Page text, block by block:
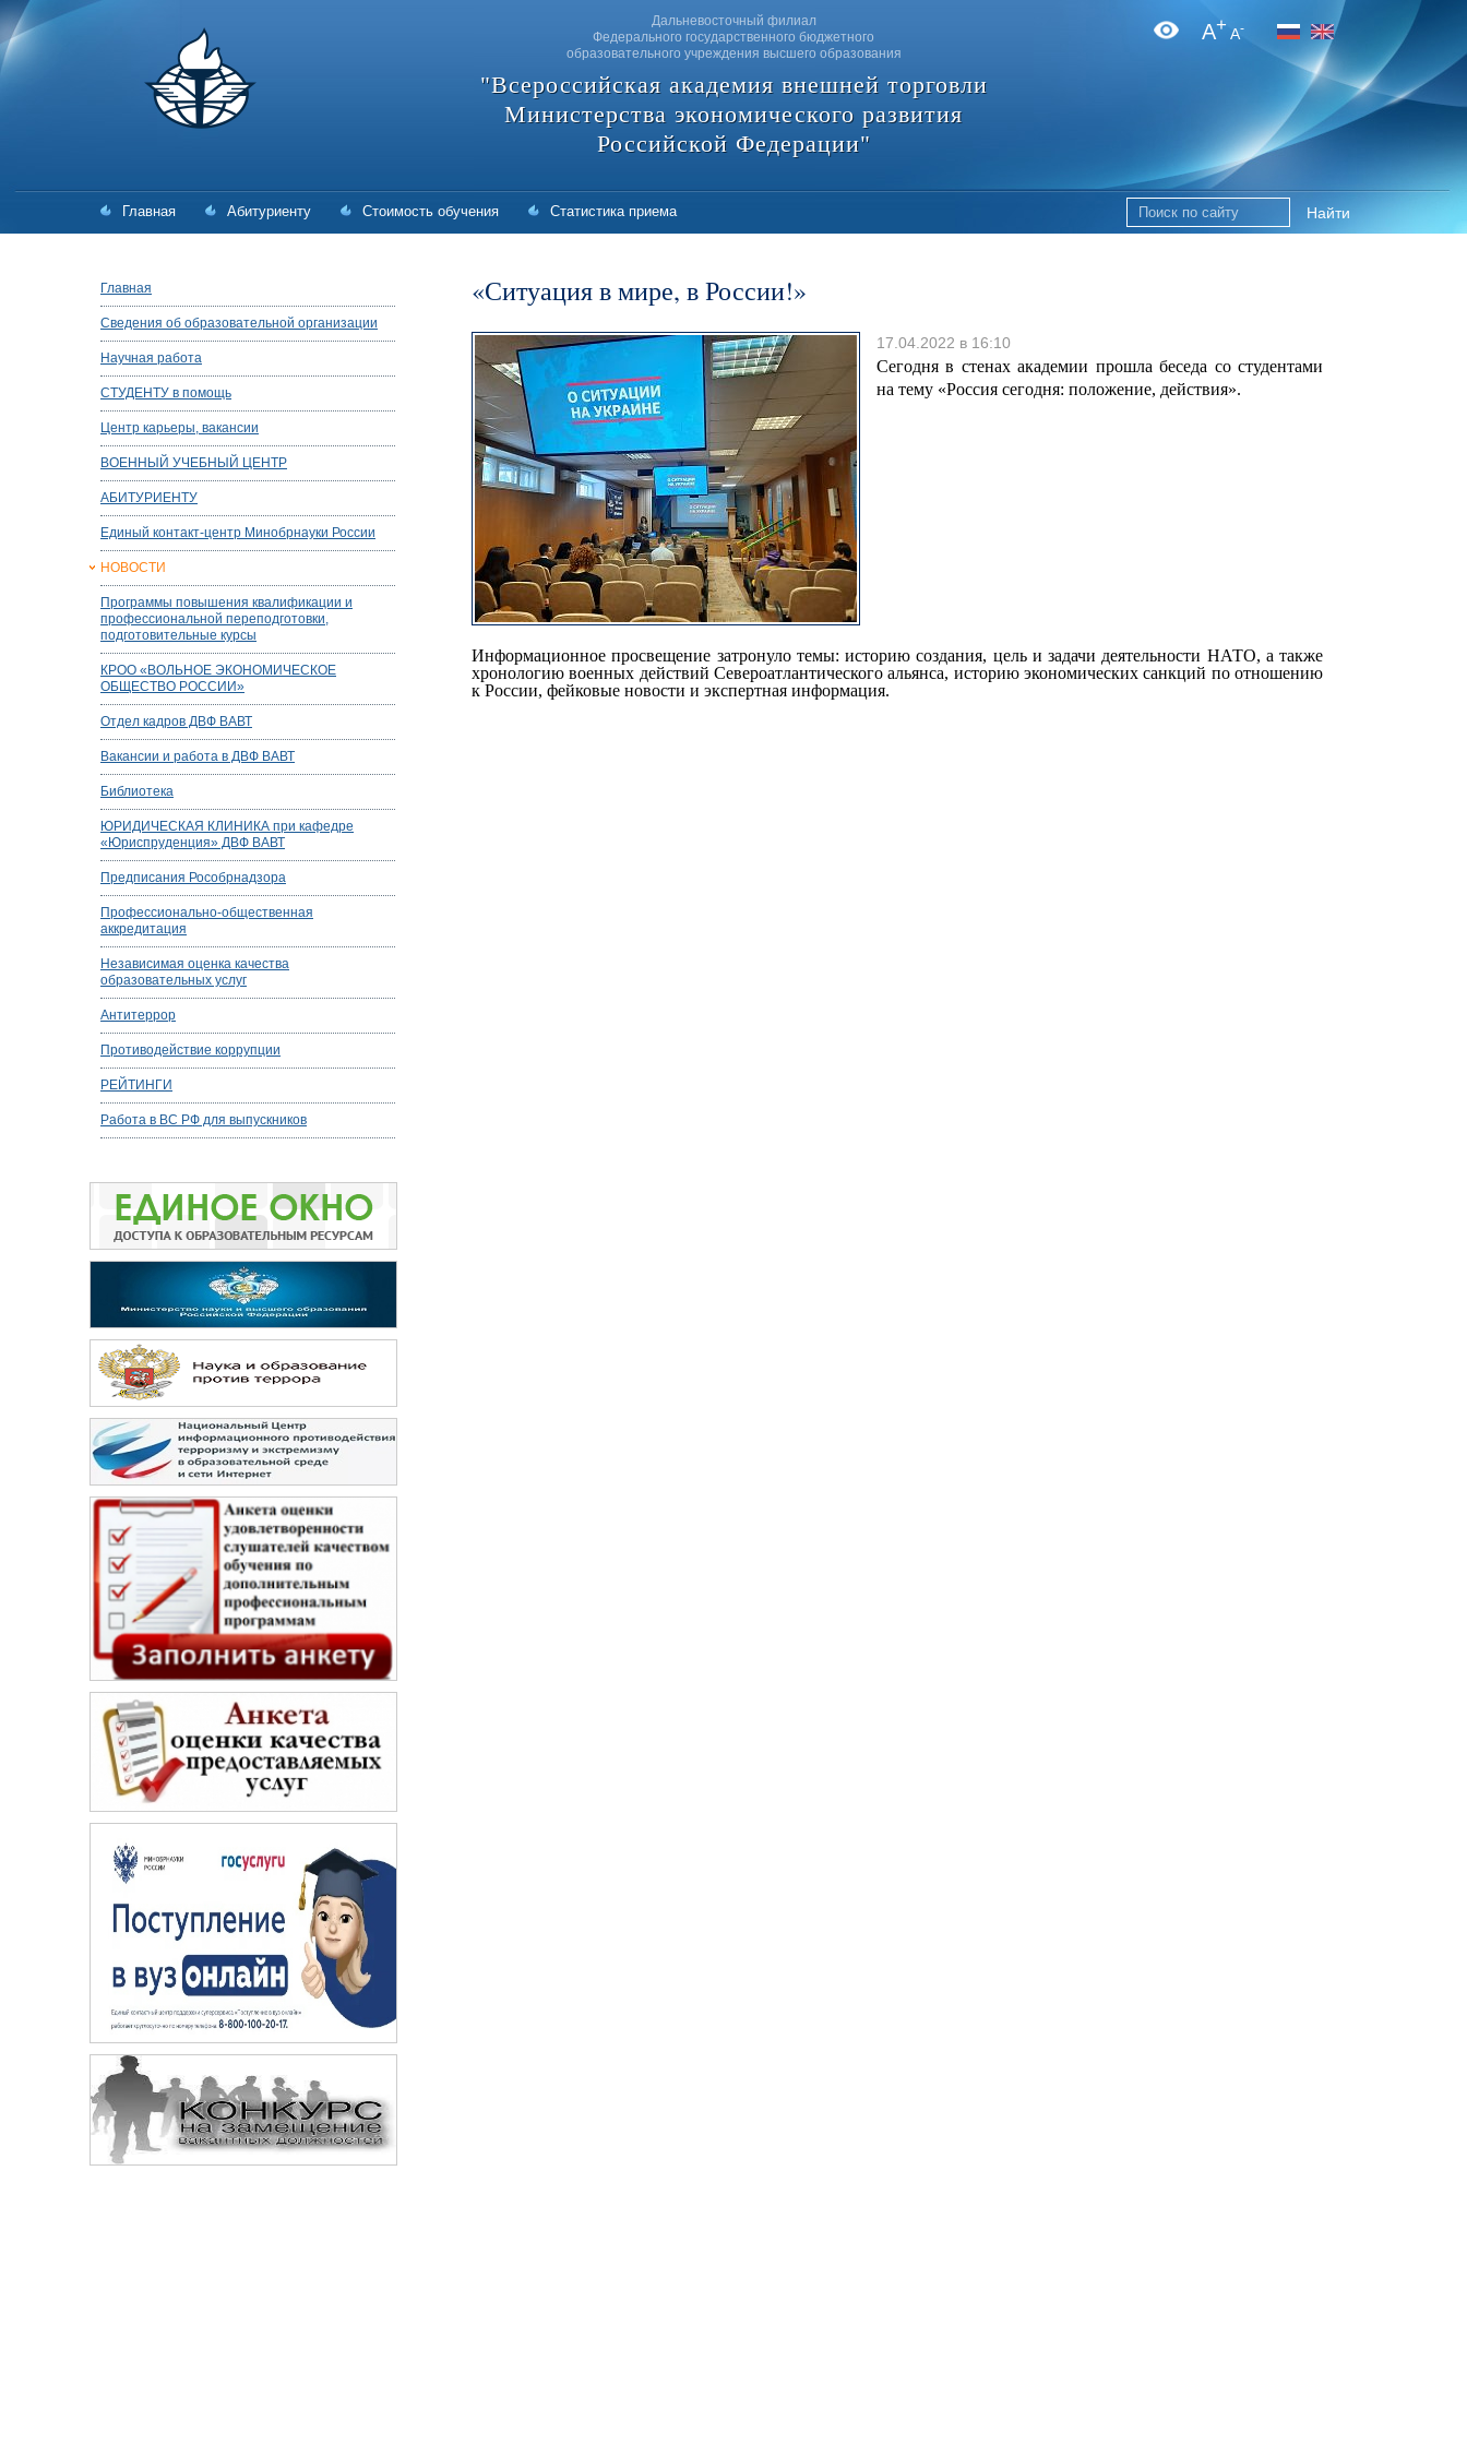
Дальневосточный филиал
Федерального государственного бюджетного
образовательного учреждения высшего образования
"Всероссийская академия внешней торговли
Министерства экономического развития
Российской Федерации"
Главная Абитуриенту Стоимость обучения Статистика приема Найти
A+A-
Главная
Сведения об образовательной организации
Научная работа
СТУДЕНТУ в помощь
Центр карьеры, вакансии
ВОЕННЫЙ УЧЕБНЫЙ ЦЕНТР
АБИТУРИЕНТУ
Единый контакт-центр Минобрнауки России
НОВОСТИ
Программы повышения квалификации и
профессиональной переподготовки,
подготовительные курсы
КРОО «ВОЛЬНОЕ ЭКОНОМИЧЕСКОЕ
ОБЩЕСТВО РОССИИ»
Отдел кадров ДВФ ВАВТ
Вакансии и работа в ДВФ ВАВТ
Библиотека
ЮРИДИЧЕСКАЯ КЛИНИКА при кафедре
«Юриспруденция» ДВФ ВАВТ
Предписания Рособрнадзора
Профессионально-общественная
аккредитация
Независимая оценка качества
образовательных услуг
Антитеррор
Противодействие коррупции
РЕЙТИНГИ
Работа в ВС РФ для выпускников
«Ситуация в мире, в России!»
17.04.2022 в 16:10
Сегодня в стенах академии прошла беседа со студентами
на тему «Россия сегодня: положение, действия».
Информационное просвещение затронуло темы: историю создания, цель и задачи деятельности НАТО, а также
хронологию военных действий Североатлантического альянса, историю экономических санкций по отношению
к России, фейковые новости и экспертная информация.